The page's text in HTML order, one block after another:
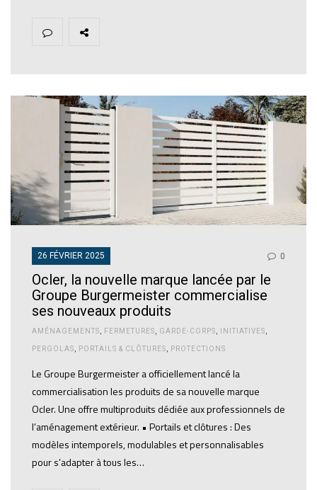
26 FÉVRIER 2025 0
Ocler, la nouvelle marque lancée par le
Groupe Burgermeister commercialise
ses nouveaux produits
AMÉNAGEMENTS FERMETURES GARDE-CORPS INITIATIVES
PERGOLAS PORTAILS & CLÔTURES PROTECTIONS
Le Groupe Burgermeister a officiellement lancé la
commercialisation les produits de sa nouvelle marque
Ocler. Une offre multiproduits dédiée aux professionnels de
l’aménagement extérieur. • Portails et clôtures : Des
modèles intemporels, modulables et personnalisables
pour s’adapter à tous les…